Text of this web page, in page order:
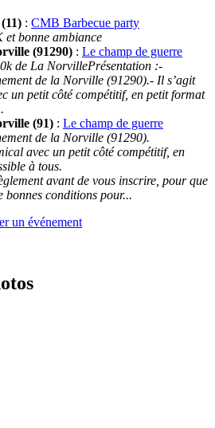
: CMB Barbecue party
et bonne ambiance
(91290) : Le champ de guerre
de La NorvillePrésentation :-
de la Norville (91290).- Il s’agit
un petit côté compétitif, en petit format
(91) : Le champ de guerre
de la Norville (91290).
avec un petit côté compétitif, en
à tous.
avant de vous inscrire, pour que
bonnes conditions pour...
un événement